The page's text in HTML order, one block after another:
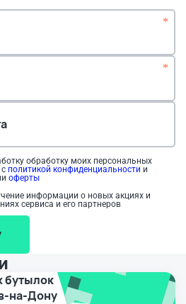
*
*
обработку моих персональных
политикой конфиденциальности и
оферты
информации о новых акциях и
сервиса и его партнеров
бутылок
на-Дону